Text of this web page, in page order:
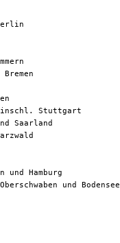
Stuttgart
Saarland
und Hamburg
und Bodensee